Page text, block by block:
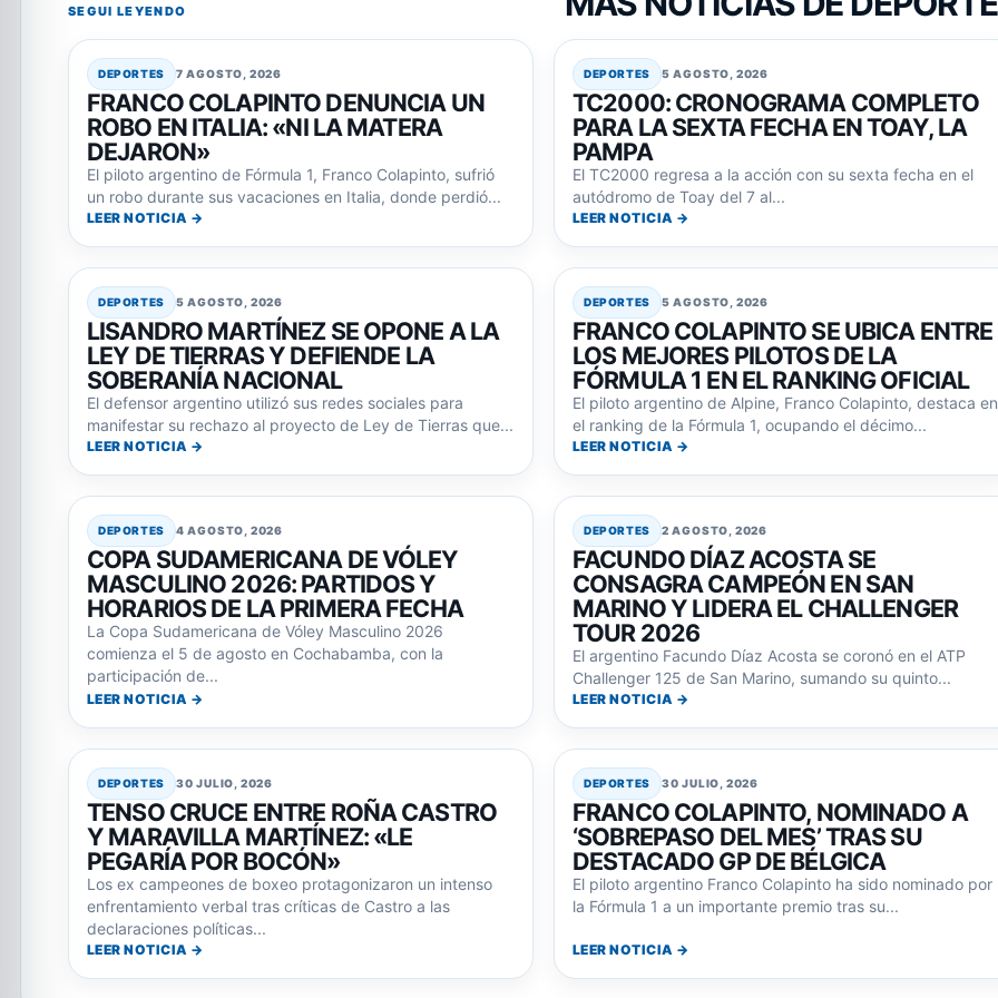
SEGUI LEYENDO
DEPORTES 7 AGOSTO, 2026
FRANCO COLAPINTO DENUNCIA UN
ROBO EN ITALIA: «NI LA MATERA
DEJARON»
El piloto argentino de Fórmula 1, Franco Colapinto, sufrió
un robo durante sus vacaciones en Italia, donde perdió...
LEER NOTICIA →
DEPORTES 5 AGOSTO, 2026
TC2000: CRONOGRAMA COMPLETO
PARA LA SEXTA FECHA EN TOAY, LA
PAMPA
El TC2000 regresa a la acción con su sexta fecha en el
autódromo de Toay del 7 al...
LEER NOTICIA →
DEPORTES 5 AGOSTO, 2026
LISANDRO MARTÍNEZ SE OPONE A LA
LEY DE TIERRAS Y DEFIENDE LA
SOBERANÍA NACIONAL
El defensor argentino utilizó sus redes sociales para
manifestar su rechazo al proyecto de Ley de Tierras que...
LEER NOTICIA →
DEPORTES 5 AGOSTO, 2026
FRANCO COLAPINTO SE UBICA ENTRE
LOS MEJORES PILOTOS DE LA
FÓRMULA 1 EN EL RANKING OFICIAL
El piloto argentino de Alpine, Franco Colapinto, destaca en
el ranking de la Fórmula 1, ocupando el décimo...
LEER NOTICIA →
DEPORTES 4 AGOSTO, 2026
COPA SUDAMERICANA DE VÓLEY
MASCULINO 2026: PARTIDOS Y
HORARIOS DE LA PRIMERA FECHA
La Copa Sudamericana de Vóley Masculino 2026
comienza el 5 de agosto en Cochabamba, con la
participación de...
LEER NOTICIA →
DEPORTES 2 AGOSTO, 2026
FACUNDO DÍAZ ACOSTA SE
CONSAGRA CAMPEÓN EN SAN
MARINO Y LIDERA EL CHALLENGER
TOUR 2026
El argentino Facundo Díaz Acosta se coronó en el ATP
Challenger 125 de San Marino, sumando su quinto...
LEER NOTICIA →
DEPORTES 30 JULIO, 2026
TENSO CRUCE ENTRE ROÑA CASTRO
Y MARAVILLA MARTÍNEZ: «LE
PEGARÍA POR BOCÓN»
Los ex campeones de boxeo protagonizaron un intenso
enfrentamiento verbal tras críticas de Castro a las
declaraciones políticas...
LEER NOTICIA →
DEPORTES 30 JULIO, 2026
FRANCO COLAPINTO, NOMINADO A
‘SOBREPASO DEL MES’ TRAS SU
DESTACADO GP DE BÉLGICA
El piloto argentino Franco Colapinto ha sido nominado por
la Fórmula 1 a un importante premio tras su...
LEER NOTICIA →